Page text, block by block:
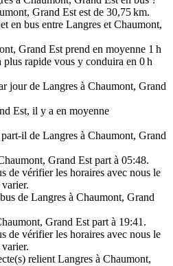
Grand Est est de 30,75 km.
en bus entre Langres et Chaumont,
Grand Est prend en moyenne 1 h
rapide vous y conduira en 0 h
jour de Langres à Chaumont, Grand
Est, il y a en moyenne
il de Langres à Chaumont, Grand
Grand Est part à 05:48.
de vérifier les horaires avec nous le
de Langres à Chaumont, Grand
Grand Est part à 19:41.
de vérifier les horaires avec nous le
relient Langres à Chaumont,